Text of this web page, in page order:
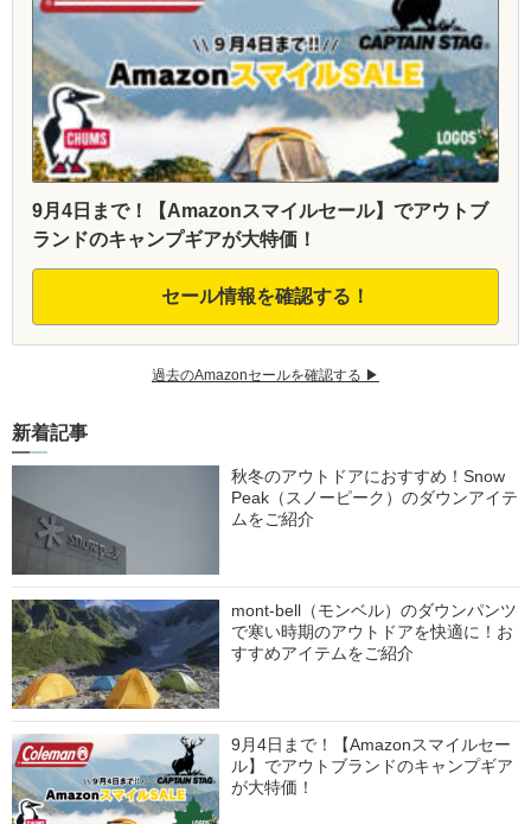
9月4日まで！【Amazonスマイルセール】でアウトブ
ランドのキャンプギアが大特価！
セール情報を確認する！
過去のAmazonセールを確認する ▶︎
新着記事
秋冬のアウトドアにおすすめ！Snow
Peak（スノーピーク）のダウンアイテ
ムをご紹介
mont-bell（モンベル）のダウンパンツ
で寒い時期のアウトドアを快適に！お
すすめアイテムをご紹介
9月4日まで！【Amazonスマイルセー
ル】でアウトブランドのキャンプギア
が大特価！